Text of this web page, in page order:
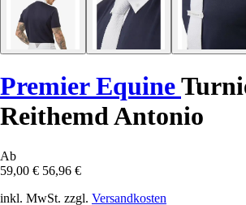
Premier Equine
Reithemd Antonio
Ab
59,00 € 56,96 €
inkl. MwSt. zzgl. Versandkosten